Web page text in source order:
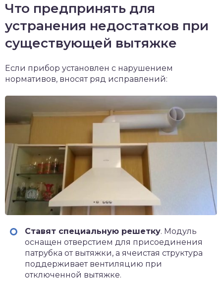
Что предпринять для
устранения недостатков при
существующей вытяжке
Если прибор установлен с нарушением
нормативов, вносят ряд исправлений:
Ставят специальную решетку. Модуль
оснащен отверстием для присоединения
патрубка от вытяжки, а ячеистая структура
поддерживает вентиляцию при
отключенной вытяжке.